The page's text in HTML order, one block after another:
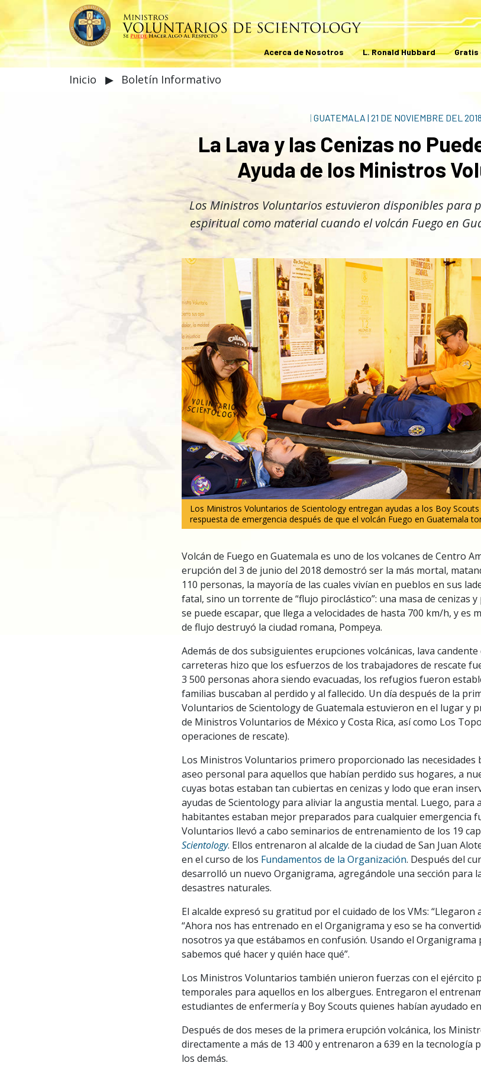
Acerca de Nosotros L. Ronald Hubbard Gratis
Inicio ▶ Boletín Informativo
| GUATEMALA | 21 DE NOVIEMBRE DEL 2018
La Lava y las Cenizas no
Ayuda de los Ministros
Los Ministros Voluntarios estuvieron disponibles para
espiritual como material cuando el volcán Fuego en
Los Ministros Voluntarios de Scientology entregan ayudas a los Boy
respuesta de emergencia después de que el volcán Fuego en Guatemala
Volcán de Fuego en Guatemala es uno de los volcanes de Centro
erupción del 3 de junio del 2018 demostró ser la más mortal,
110 personas, la mayoría de las cuales vivían en pueblos en sus
fatal, sino un torrente de “flujo piroclástico”: una masa de cenizas
se puede escapar, que llega a velocidades de hasta 700 km/h, y es
de flujo destruyó la ciudad romana, Pompeya.
Además de dos subsiguientes erupciones volcánicas, lava
carreteras hizo que los esfuerzos de los trabajadores de rescate
3 500 personas ahora siendo evacuadas, los refugios fueron
familias buscaban al perdido y al fallecido. Un día después de la
Voluntarios de Scientology de Guatemala estuvieron en el lugar y
de Ministros Voluntarios de México y Costa Rica, así como Los
operaciones de rescate).
Los Ministros Voluntarios primero proporcionado las necesidades
aseo personal para aquellos que habían perdido sus hogares, a
cuyas botas estaban tan cubiertas en cenizas y lodo que eran
ayudas de Scientology para aliviar la angustia mental. Luego, para
habitantes estaban mejor preparados para cualquier emergencia
Voluntarios llevó a cabo seminarios de entrenamiento de los 19
Scientology. Ellos entrenaron al alcalde de la ciudad de San Juan
en el curso de los Fundamentos de la Organización. Después del
desarrolló un nuevo Organigrama, agregándole una sección para
desastres naturales.
El alcalde expresó su gratitud por el cuidado de los VMs: “Llegaron
“Ahora nos has entrenado en el Organigrama y eso se ha
nosotros ya que estábamos en confusión. Usando el Organigrama
sabemos qué hacer y quién hace qué”.
Los Ministros Voluntarios también unieron fuerzas con el ejército
temporales para aquellos en los albergues. Entregaron el
estudiantes de enfermería y Boy Scouts quienes habían ayudado
Después de dos meses de la primera erupción volcánica, los
directamente a más de 13 400 y entrenaron a 639 en la tecnología
los demás.